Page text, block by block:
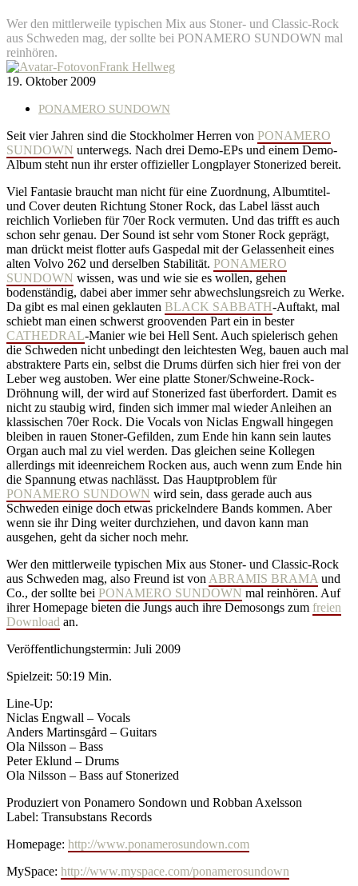
Wer den mittlerweile typischen Mix aus Stoner- und Classic-Rock
aus Schweden mag, der sollte bei PONAMERO SUNDOWN mal
reinhören.
vonFrank Hellweg
19. Oktober 2009
PONAMERO SUNDOWN
Seit vier Jahren sind die Stockholmer Herren von PONAMERO
SUNDOWN unterwegs. Nach drei Demo-EPs und einem Demo-
Album steht nun ihr erster offizieller Longplayer Stonerized bereit.
Viel Fantasie braucht man nicht für eine Zuordnung, Albumtitel-
und Cover deuten Richtung Stoner Rock, das Label lässt auch
reichlich Vorlieben für 70er Rock vermuten. Und das trifft es auch
schon sehr genau. Der Sound ist sehr vom Stoner Rock geprägt,
man drückt meist flotter aufs Gaspedal mit der Gelassenheit eines
alten Volvo 262 und derselben Stabilität. PONAMERO
SUNDOWN wissen, was und wie sie es wollen, gehen
bodenständig, dabei aber immer sehr abwechslungsreich zu Werke.
Da gibt es mal einen geklauten BLACK SABBATH-Auftakt, mal
schiebt man einen schwerst groovenden Part ein in bester
CATHEDRAL-Manier wie bei Hell Sent. Auch spielerisch gehen
die Schweden nicht unbedingt den leichtesten Weg, bauen auch mal
abstraktere Parts ein, selbst die Drums dürfen sich hier frei von der
Leber weg austoben. Wer eine platte Stoner/Schweine-Rock-
Dröhnung will, der wird auf Stonerized fast überfordert. Damit es
nicht zu staubig wird, finden sich immer mal wieder Anleihen an
klassischen 70er Rock. Die Vocals von Niclas Engwall hingegen
bleiben in rauen Stoner-Gefilden, zum Ende hin kann sein lautes
Organ auch mal zu viel werden. Das gleichen seine Kollegen
allerdings mit ideenreichem Rocken aus, auch wenn zum Ende hin
die Spannung etwas nachlässt. Das Hauptproblem für
PONAMERO SUNDOWN wird sein, dass gerade auch aus
Schweden einige doch etwas prickelndere Bands kommen. Aber
wenn sie ihr Ding weiter durchziehen, und davon kann man
ausgehen, geht da sicher noch mehr.
Wer den mittlerweile typischen Mix aus Stoner- und Classic-Rock
aus Schweden mag, also Freund ist von ABRAMIS BRAMA und
Co., der sollte bei PONAMERO SUNDOWN mal reinhören. Auf
ihrer Homepage bieten die Jungs auch ihre Demosongs zum freien
Download an.
Veröffentlichungstermin: Juli 2009
Spielzeit: 50:19 Min.
Line-Up:
Niclas Engwall – Vocals
Anders Martinsgård – Guitars
Ola Nilsson – Bass
Peter Eklund – Drums
Ola Nilsson – Bass auf Stonerized
Produziert von Ponamero Sondown und Robban Axelsson
Label: Transubstans Records
Homepage: http://www.ponamerosundown.com
MySpace: http://www.myspace.com/ponamerosundown